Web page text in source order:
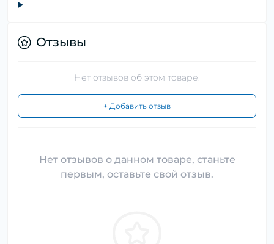
Отзывы
Нет отзывов об этом товаре.
+ Добавить отзыв
Нет отзывов о данном товаре, станьте
первым, оставьте свой отзыв.